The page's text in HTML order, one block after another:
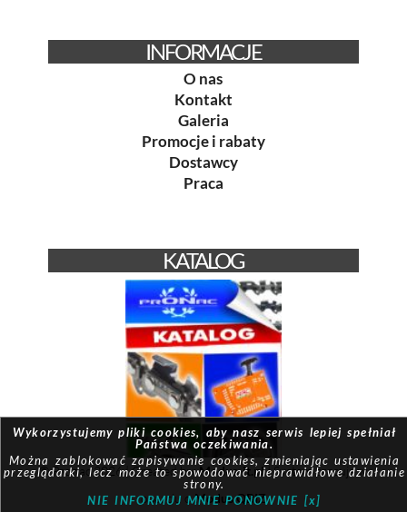
INFORMACJE
O nas
Kontakt
Galeria
Promocje i rabaty
Dostawcy
Praca
KATALOG
© Pronac 2026 | Created by:Modus-it.pl| System pracuje w
oparciu oModus QBIZ
Wykorzystujemy pliki cookies, aby nasz serwis lepiej spełniał
Państwa oczekiwania.
Można zablokować zapisywanie cookies, zmieniając ustawienia
przeglądarki, lecz może to spowodować nieprawidłowe działanie
strony.
NIE INFORMUJ MNIE PONOWNIE [x]